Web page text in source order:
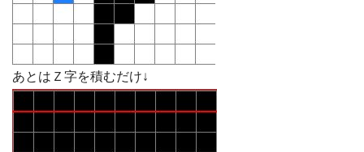
あとはＺ字を積むだけ↓